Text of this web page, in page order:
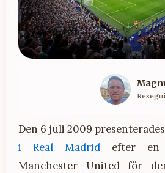
Den 6 juli 2009 presenterades
i Real Madrid efter en
Manchester United för